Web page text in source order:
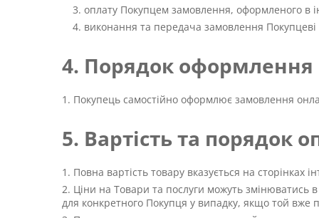
оплату Покупцем замовлення, оформленого в
виконання та передача замовлення Покупцеві
4. Порядок
Покупець самостійно оформлює замовлення
5. Вартість та порядок
Повна вартість товару вказується на сторінках
Ціни на Товари та послуги можуть змінюватись
для конкретного Покупця у випадку, якщо той